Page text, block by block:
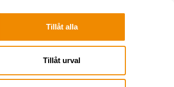
Tillåt alla
Tillåt urval